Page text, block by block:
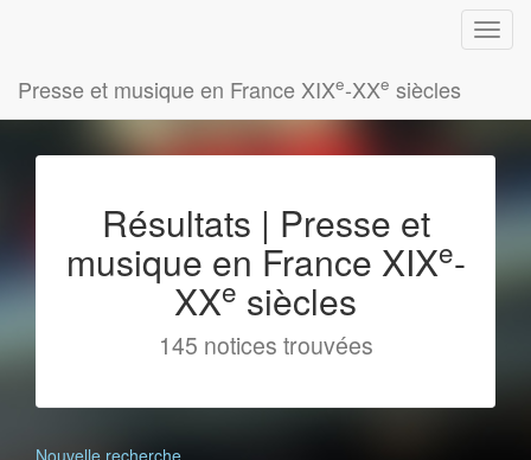
Presse et musique en France XIXe-XXe siècles
Résultats | Presse et
musique en France XIXe-
XXe siècles
145 notices trouvées
Nouvelle recherche